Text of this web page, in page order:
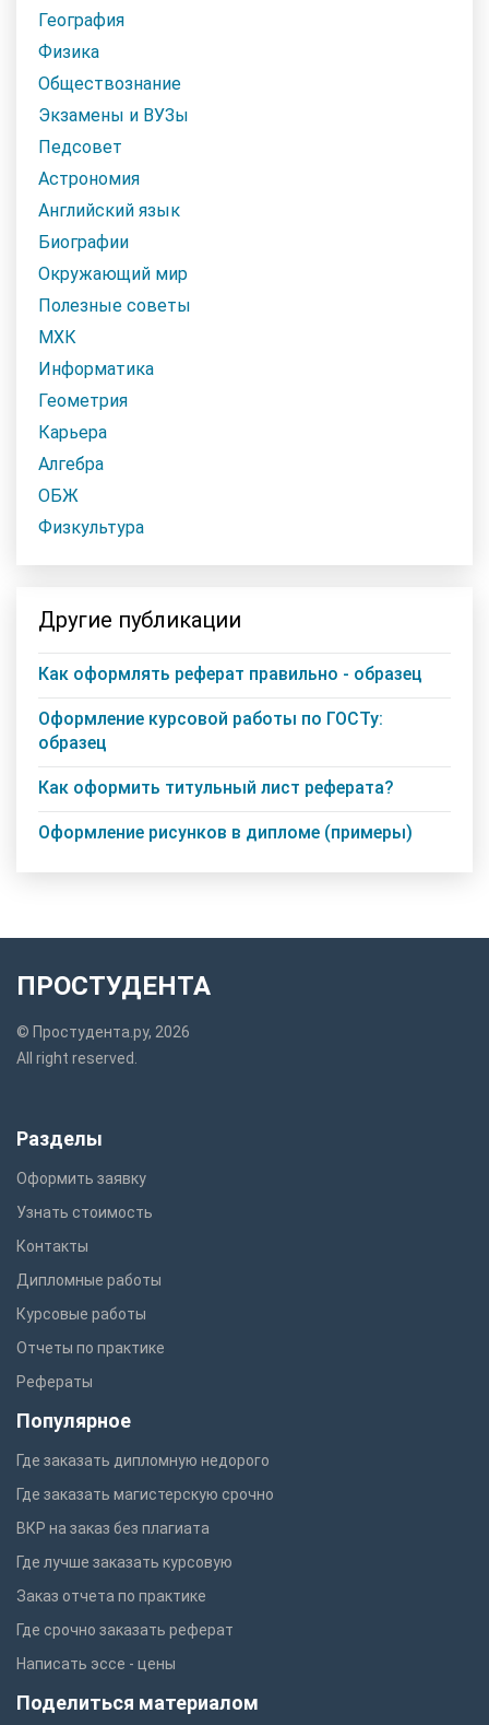
География
Физика
Обществознание
Экзамены и ВУЗы
Педсовет
Астрономия
Английский язык
Биографии
Окружающий мир
Полезные советы
МХК
Информатика
Геометрия
Карьера
Алгебра
ОБЖ
Физкультура
Другие публикации
Как оформлять реферат правильно - образец
Оформление курсовой работы по ГОСТу:
образец
Как оформить титульный лист реферата?
Оформление рисунков в дипломе (примеры)
ПРОСТУДЕНТА
© Простудента.ру, 2026
All right reserved.
Разделы
Оформить заявку
Узнать стоимость
Контакты
Дипломные работы
Курсовые работы
Отчеты по практике
Рефераты
Популярное
Где заказать дипломную недорого
Где заказать магистерскую срочно
ВКР на заказ без плагиата
Где лучше заказать курсовую
Заказ отчета по практике
Где срочно заказать реферат
Написать эссе - цены
Поделиться материалом